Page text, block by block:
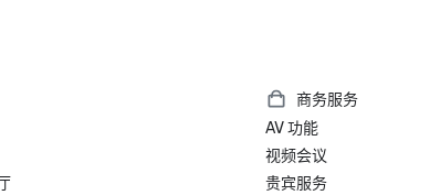
商务服务
AV 功能
视频会议
贵宾服务